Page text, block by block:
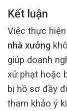
Kết luận
Việc thực
nhà xưởng
giúp doanh
xử phạt hoặc
bị hồ sơ đầy
tham khảo ý